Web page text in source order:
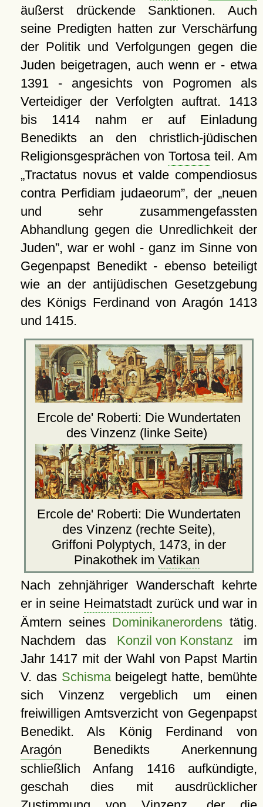
äußerst drückende Sanktionen. Auch
seine Predigten hatten zur Verschärfung
der Politik und Verfolgungen gegen die
Juden beigetragen, auch wenn er - etwa
1391 - angesichts von Pogromen als
Verteidiger der Verfolgten auftrat. 1413
bis 1414 nahm er auf Einladung
Benedikts an den christlich-jüdischen
Religionsgesprächen von Tortosateil. Am
Tractatus novus et valde compendiosus
contra Perfidiam judaeorum , der
neuen
und sehr zusammengefassten
Abhandlung gegen die Unredlichkeit der
Juden , war er wohl - ganz im Sinne von
Gegenpapst Benedikt - ebenso beteiligt
wie an der antijüdischen Gesetzgebung
des Königs Ferdinand von Aragón 1413
und 1415.
Ercole de' Roberti: Die Wundertaten
des Vinzenz (linke Seite)
Ercole de' Roberti: Die Wundertaten
des Vinzenz (rechte Seite),
Griffoni Polyptych, 1473, in der
Pinakothek imVatikan
Nach zehnjähriger Wanderschaft kehrte
er in seine Heimatstadt zurück und war in
Ämtern seines Dominikanerordens tätig.
Nachdem das Konzil von Konstanz im
Jahr 1417 mit der Wahl von Papst Martin
V. das Schismabeigelegt hatte, bemühte
sich Vinzenz vergeblich um einen
freiwilligen Amtsverzicht von Gegenpapst
Benedikt. Als König Ferdinand von
Aragón Benedikts Anerkennung
schließlich Anfang 1416 aufkündigte,
geschah dies mit ausdrücklicher